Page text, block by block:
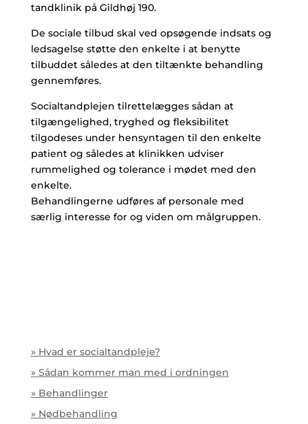
tandklinik på Gildhøj 190.
De sociale tilbud skal ved opsøgende indsats og
ledsagelse støtte den enkelte i at benytte
tilbuddet således at den tiltænkte behandling
gennemføres.
Socialtandplejen tilrettelægges sådan at
tilgængelighed, tryghed og fleksibilitet
tilgodeses under hensyntagen til den enkelte
patient og således at klinikken udviser
rummelighed og tolerance i mødet med den
enkelte.
Behandlingerne udføres af personale med
særlig interesse for og viden om målgruppen.
» Hvad er socialtandpleje?
» Sådan kommer man med i ordningen
» Behandlinger
» Nødbehandling